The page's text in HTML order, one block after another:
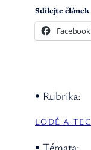
Sdílejte článek
Facebook
• Rubrika:
LODĚ A
• Témata: